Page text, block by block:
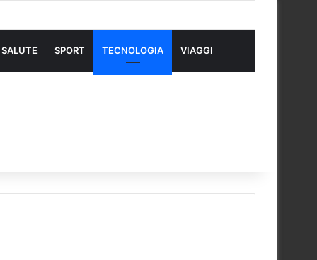
SALUTE SPORT TECNOLOGIA VIAGGI